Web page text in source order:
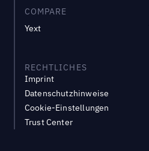
COMPARE
Yext
RECHTLICHES
Imprint
Datenschutzhinweise
Cookie-Einstellungen
Trust Center